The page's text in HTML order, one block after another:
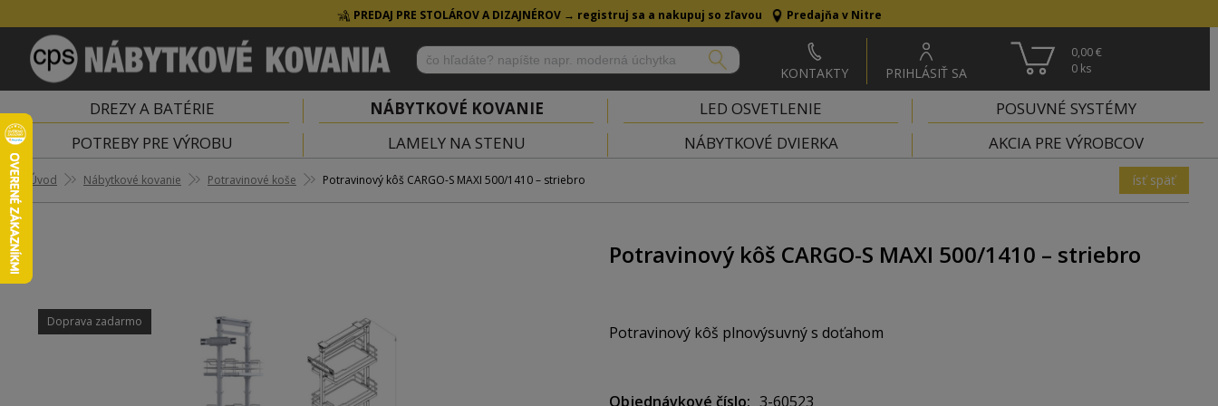
PREDAJ PRE STOLÁROV A DIZAJNÉROV → registruj sa a nakupuj so zľavou Predajňa v Nitre
KONTAKTY PRIHLÁSIŤ SA
0,00 €
0 ks
DREZY A BATÉRIE NÁBYTKOVÉ KOVANIE LED OSVETLENIE
POSUVNÉ SYSTÉMY
POTREBY PRE VÝROBU
LAMELY NA STENU NÁBYTKOVÉ DVIERKA AKCIA PRE VÝROBCOV
Úvod Nábytkové kovanie Potravinové koše Potravinový kôš CARGO-S MAXI 500/1410 – striebro ísť späť
Potravinový kôš CARGO-S MAXI 500/1410 – striebro
Doprava zadarmo
Potravinový kôš plnovýsuvný s doťahom
Výškovo nastaviteľné police s plným dnom - 4x
Objednávkové číslo
3-60523